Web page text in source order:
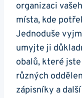
organizaci
místa, kde
Jednoduše
umyjte ji
obalů, které
různých
zápisníky a